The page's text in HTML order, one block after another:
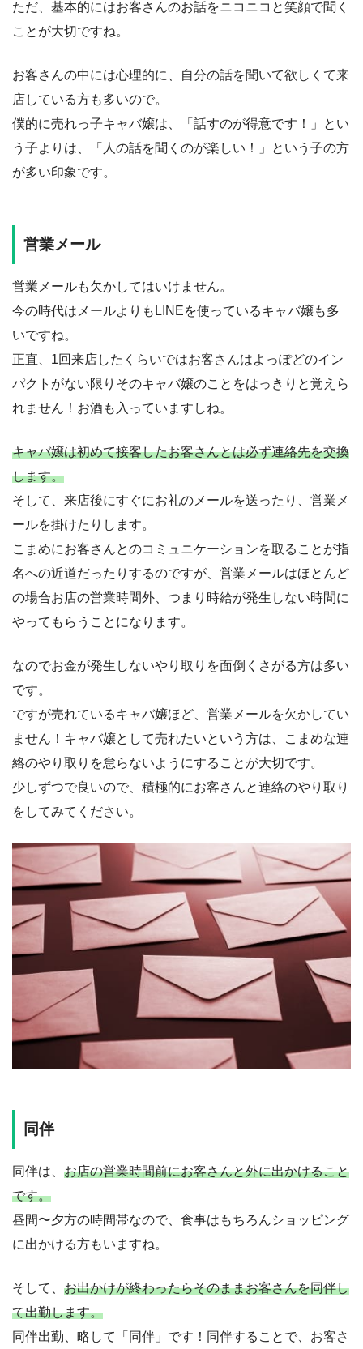
ただ、基本的にはお客さんのお話をニコニコと笑顔で聞く
ことが大切ですね。
お客さんの中には心理的に、自分の話を聞いて欲しくて来
店している方も多いので。
僕的に売れっ子キャバ嬢は、「話すのが得意です！」とい
う子よりは、「人の話を聞くのが楽しい！」という子の方
が多い印象です。
営業メール
営業メールも欠かしてはいけません。
今の時代はメールよりもLINEを使っているキャバ嬢も多
いですね。
正直、1回来店したくらいではお客さんはよっぽどのイン
パクトがない限りそのキャバ嬢のことをはっきりと覚えら
れません！お酒も入っていますしね。
キャバ嬢は初めて接客したお客さんとは必ず連絡先を交換
します。
そして、来店後にすぐにお礼のメールを送ったり、営業メ
ールを掛けたりします。
こまめにお客さんとのコミュニケーションを取ることが指
名への近道だったりするのですが、営業メールはほとんど
の場合お店の営業時間外、つまり時給が発生しない時間に
やってもらうことになります。
なのでお金が発生しないやり取りを面倒くさがる方は多い
です。
ですが売れているキャバ嬢ほど、営業メールを欠かしてい
ません！キャバ嬢として売れたいという方は、こまめな連
絡のやり取りを怠らないようにすることが大切です。
少しずつで良いので、積極的にお客さんと連絡のやり取り
をしてみてください。
同伴
同伴は、 お店の営業時間前にお客さんと外に出かけること
です。
昼間〜夕方の時間帯なので、食事はもちろんショッピング
に出かける方もいますね。
そして、 お出かけが終わったらそのままお客さんを同伴し
て出勤します。
同伴出勤、略して「同伴」です！同伴することで、お客さ